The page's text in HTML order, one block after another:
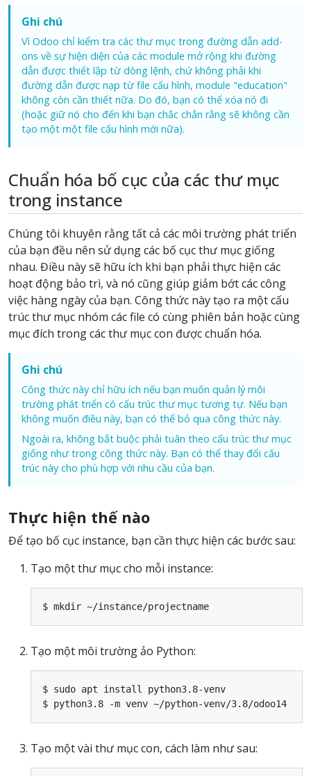
Ghi chú
Vì Odoo chỉ kiểm tra các thư mục trong đường dẫn add-
ons về sự hiện diện của các module mở rộng khi đường
dẫn được thiết lập từ dòng lệnh, chứ không phải khi
đường dẫn được nạp từ file cấu hình, module "education"
không còn cần thiết nữa. Do đó, bạn có thể xóa nó đi
(hoặc giữ nó cho đến khi bạn chắc chắn rằng sẽ không cần
tạo một một file cấu hình mới nữa).
Chuẩn hóa bố cục của các thư mục
trong instance
Chúng tôi khuyên rằng tất cả các môi trường phát triển
của bạn đều nên sử dụng các bố cục thư mục giống
nhau. Điều này sẽ hữu ích khi bạn phải thực hiện các
hoạt động bảo trì, và nó cũng giúp giảm bớt các công
việc hàng ngày của bạn. Công thức này tạo ra một cấu
trúc thư mục nhóm các file có cùng phiên bản hoặc cùng
mục đích trong các thư mục con được chuẩn hóa.
Ghi chú
Công thức này chỉ hữu ích nếu bạn muốn quản lý môi
trường phát triển có cấu trúc thư mục tương tự. Nếu bạn
không muốn điều này, bạn có thể bỏ qua công thức này.
Ngoài ra, không bắt buộc phải tuân theo cấu trúc thư mục
giống như trong công thức này. Bạn có thể thay đổi cấu
trúc này cho phù hợp với nhu cầu của bạn.
Thực hiện thế nào
Để tạo bố cục instance, bạn cần thực hiện các bước sau:
Tạo một thư mục cho mỗi instance:
Tạo một môi trường ảo Python:
$ sudo apt install python3.8-venv
Tạo một vài thư mục con, cách làm như sau: